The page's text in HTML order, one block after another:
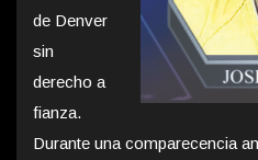
de Denver
sin
derecho a
fianza.
Durante una comparecencia